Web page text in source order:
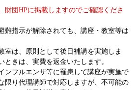
財団HPに掲載しますのでご確認くださ
難指示が解除されても、講座・教室等は
室は、原則として後日補講を実施しま
ときは、実費を返金いたします。
ンフルエンザ等に罹患して講座が実施で
限り代理講師で対応しますが、不可能の